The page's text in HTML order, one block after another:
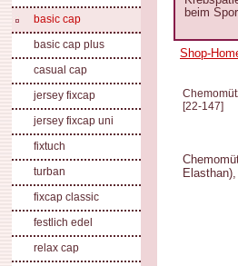
basic cap
basic cap plus
casual cap
jersey fixcap
jersey fixcap uni
fixtuch
turban
fixcap classic
festlich edel
relax cap
beim
Shop-
[22-147]